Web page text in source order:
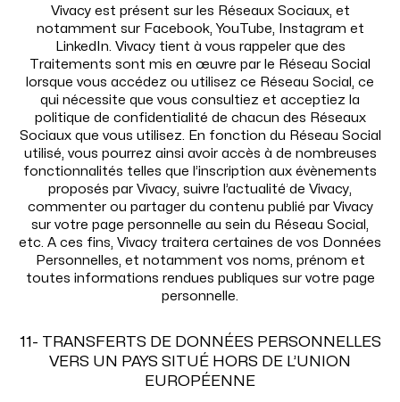
Vivacy est présent sur les Réseaux Sociaux, et
notamment sur Facebook, YouTube, Instagram et
LinkedIn. Vivacy tient à vous rappeler que des
Traitements sont mis en œuvre par le Réseau Social
lorsque vous accédez ou utilisez ce Réseau Social, ce
qui nécessite que vous consultiez et acceptiez la
politique de confidentialité de chacun des Réseaux
Sociaux que vous utilisez. En fonction du Réseau Social
utilisé, vous pourrez ainsi avoir accès à de nombreuses
fonctionnalités telles que l’inscription aux évènements
proposés par Vivacy, suivre l’actualité de Vivacy,
commenter ou partager du contenu publié par Vivacy
sur votre page personnelle au sein du Réseau Social,
etc. A ces fins, Vivacy traitera certaines de vos Données
Personnelles, et notamment vos noms, prénom et
toutes informations rendues publiques sur votre page
personnelle.
11- TRANSFERTS DE DONNÉES PERSONNELLES
VERS UN PAYS SITUÉ HORS DE L’UNION
EUROPÉENNE